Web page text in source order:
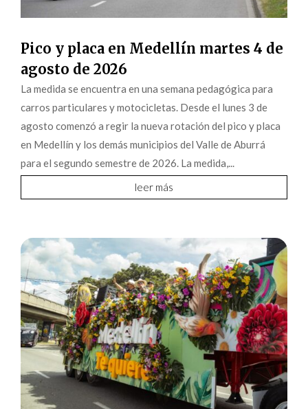
Pico y placa en Medellín martes 4 de
agosto de 2026
La medida se encuentra en una semana pedagógica para
carros particulares y motocicletas. Desde el lunes 3 de
agosto comenzó a regir la nueva rotación del pico y placa
en Medellín y los demás municipios del Valle de Aburrá
para el segundo semestre de 2026. La medida,...
leer más